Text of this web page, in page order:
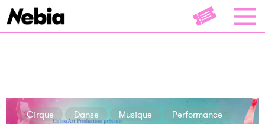
Cirque Danse Musique Performance